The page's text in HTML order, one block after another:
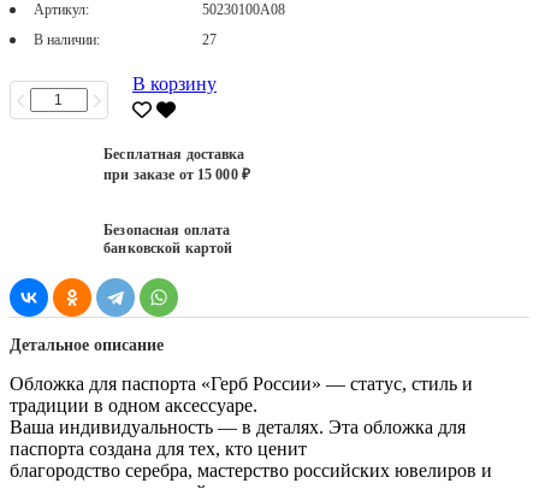
Артикул:
50230100А08
В наличии:
27
В корзину
Бесплатная доставка
при заказе от 15 000 ₽
Безопасная оплата
банковской картой
Детальное описание
Обложка для паспорта «Герб России» — статус, стиль и
традиции в одном аксессуаре.
Ваша индивидуальность — в деталях. Эта обложка для
паспорта создана для тех, кто ценит
благородство серебра, мастерство российских ювелиров и